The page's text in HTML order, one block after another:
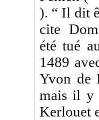
). “ Il dit
cite
été tué
1489
Yvon de
mais il y
Kerlouet